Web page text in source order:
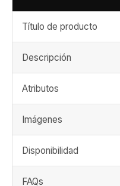
Título de producto
Descripción
Atributos
Imágenes
Disponibilidad
FAQs